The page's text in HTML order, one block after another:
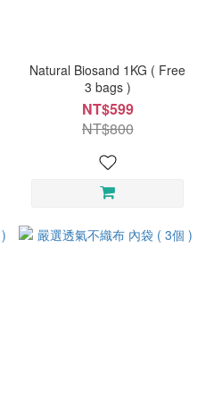
Natural Biosand 1KG ( Free
3 bags )
NT$599
NT$800